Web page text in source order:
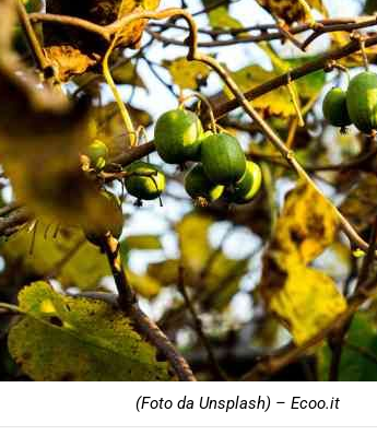
(Foto da Unsplash) – Ecoo.it